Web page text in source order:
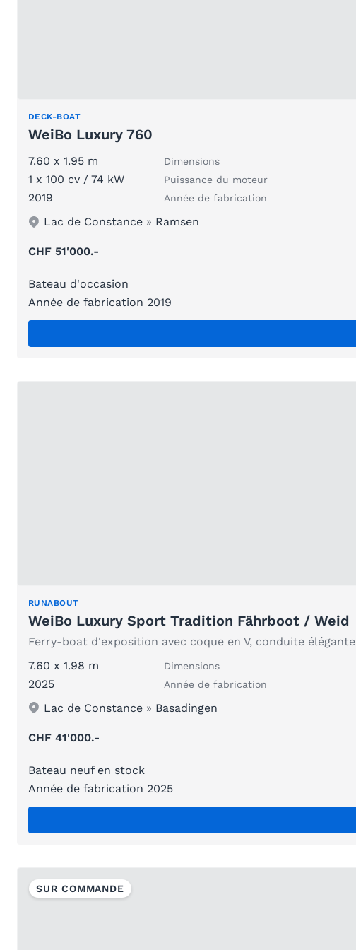
DECK-BOAT
WeiBo Luxury 760
7.60 x 1.95 m Dimensions
1 x 100 cv / 74 kW Puissance du moteur
2019 Année de fabrication
Lac de Constance » Ramsen
CHF 51'000.-
Bateau d'occasion
Année de fabrication 2019
RUNABOUT
WeiBo Luxury Sport Tradition Fährboot / Weid
Ferry-boat d'exposition avec coque en V, conduite élégante
7.60 x 1.98 m
Dimensions
2025 Année de fabrication
Lac de Constance » Basadingen
CHF 41'000.-
Bateau neuf en stock
Année de fabrication 2025
SUR COMMANDE